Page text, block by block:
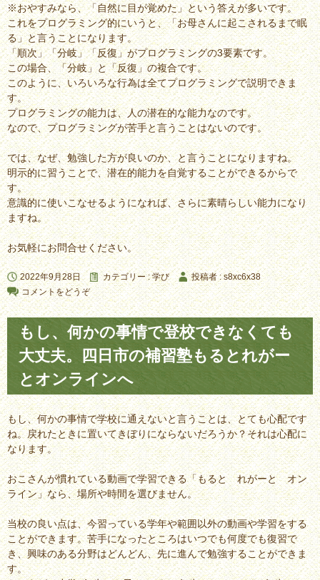
※おやすみなら、「自然に目が覚めた」という答えが多いです。
これをプログラミング的にいうと、「お母さんに起こされるまで眠
る」と言うことになります。
「順次」「分岐」「反復」がプログラミングの3要素です。
この場合、「分岐」と「反復」の複合です。
このように、いろいろな行為は全てプログラミングで説明できま
す。
プログラミングの能力は、人の潜在的な能力なのです。
なので、プログラミングが苦手と言うことはないのです。
では、なぜ、勉強した方が良いのか、と言うことになりますね。
明示的に習うことで、潜在的能力を自覚することができるからで
す。
意識的に使いこなせるようになれば、さらに素晴らしい能力になり
ますね。
お気軽にお問合せください。
2022年9月28日 カテゴリー :学び
投稿者 : s8xc6x38
コメントをどうぞ
もし、何かの事情で登校できなくても
大丈夫。四日市の補習塾もるとれがー
とオンラインへ
もし、何かの事情で学校に通えないと言うことは、とても心配です
ね。戻れたときに置いてきぼりにならないだろうか？それは心配に
なります。
おこさんが慣れている動画で学習できる「もると れがーと オン
ライン」なら、場所や時間を選びません。
当校の良い点は、今習っている学年や範囲以外の動画や学習をする
ことができます。苦手になったところはいつでも何度でも復習で
き、興味のある分野はどんどん、先に進んで勉強することができま
す。